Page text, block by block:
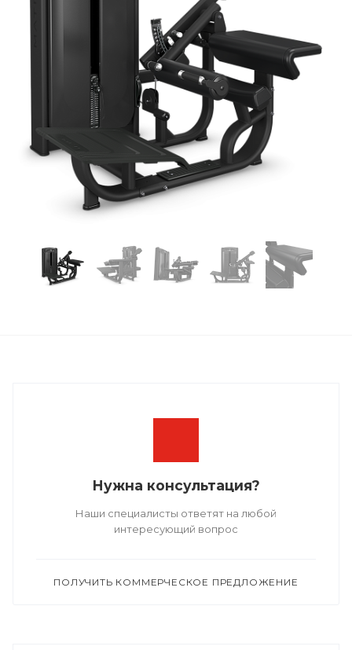
Нужна консультация?
Наши специалисты ответят на любой
интересующий вопрос
ПОЛУЧИТЬ КОММЕРЧЕСКОЕ ПРЕДЛОЖЕНИЕ